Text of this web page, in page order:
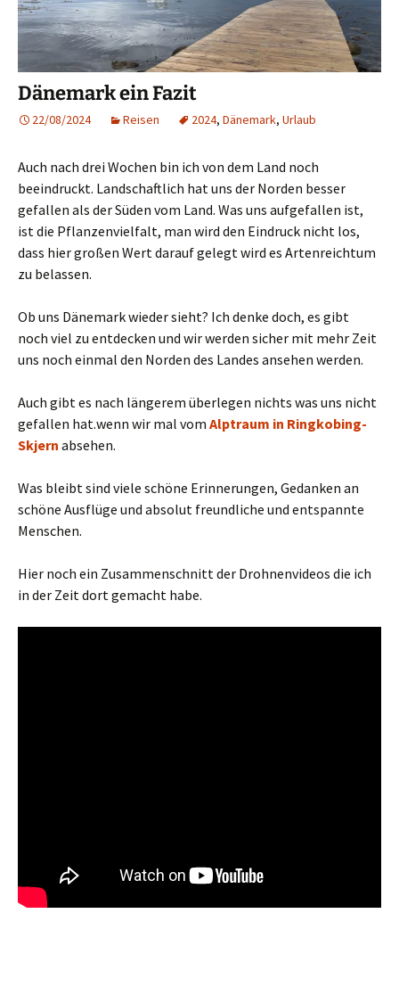
Dänemark ein Fazit
22/08/2024 Reisen 2024, Dänemark, Urlaub
Auch nach drei Wochen bin ich von dem Land noch
beeindruckt. Landschaftlich hat uns der Norden besser
gefallen als der Süden vom Land. Was uns aufgefallen ist,
ist die Pflanzenvielfalt, man wird den Eindruck nicht los,
dass hier großen Wert darauf gelegt wird es Artenreichtum
zu belassen.
Ob uns Dänemark wieder sieht? Ich denke doch, es gibt
noch viel zu entdecken und wir werden sicher mit mehr Zeit
uns noch einmal den Norden des Landes ansehen werden.
Auch gibt es nach längerem überlegen nichts was uns nicht
gefallen hat.wenn wir mal vom Alptraum in Ringkobing-
Skjern absehen.
Was bleibt sind viele schöne Erinnerungen, Gedanken an
schöne Ausflüge und absolut freundliche und entspannte
Menschen.
Hier noch ein Zusammenschnitt der Drohnenvideos die ich
in der Zeit dort gemacht habe.